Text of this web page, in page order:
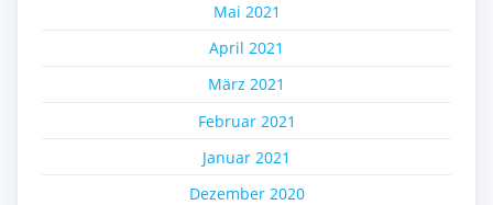
Mai 2021
April 2021
März 2021
Februar 2021
Januar 2021
Dezember 2020